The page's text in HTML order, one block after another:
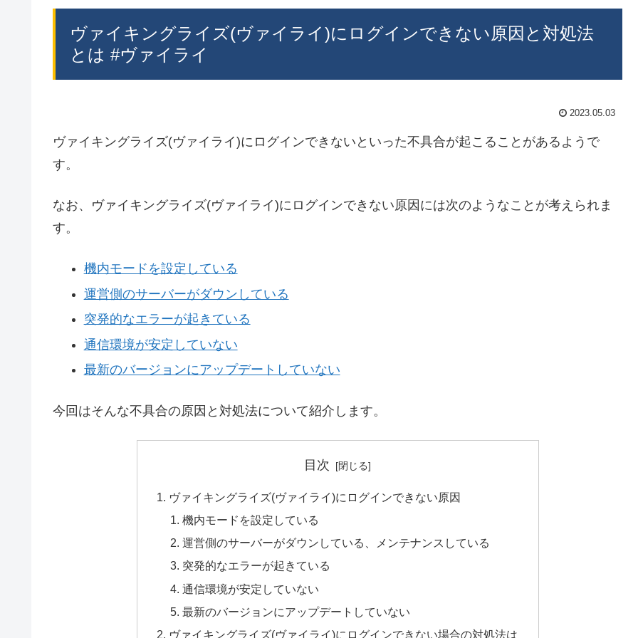
ヴァイキングライズ(ヴァイライ)にログインできない原因と対処法
とは #ヴァイライ
2023.05.03
ヴァイキングライズ(ヴァイライ)にログインできないといった不具合が起こることがあるようで
す。
なお、ヴァイキングライズ(ヴァイライ)にログインできない原因には次のようなことが考えられま
す。
機内モードを設定している
運営側のサーバーがダウンしている
突発的なエラーが起きている
通信環境が安定していない
最新のバージョンにアップデートしていない
今回はそんな不具合の原因と対処法について紹介します。
目次
ヴァイキングライズ(ヴァイライ)にログインできない原因
機内モードを設定している
運営側のサーバーがダウンしている、メンテナンスしている
突発的なエラーが起きている
通信環境が安定していない
最新のバージョンにアップデートしていない
ヴァイキングライズ(ヴァイライ)にログインできない場合の対処法は